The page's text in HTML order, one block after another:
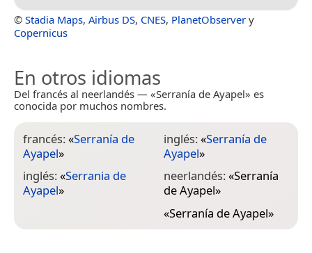
© Stadia Maps, Airbus DS, CNES, PlanetObserver y
Copernicus
En otros idiomas
Del francés al neerlandés — «Serranía de Ayapel» es
conocida por muchos nombres.
francés:«Serranía de
Ayapel»
inglés:«Serrania de
Ayapel»
inglés:«Serranía de
Ayapel»
neerlandés:«Serranía
de Ayapel»
«Serranía de Ayapel»